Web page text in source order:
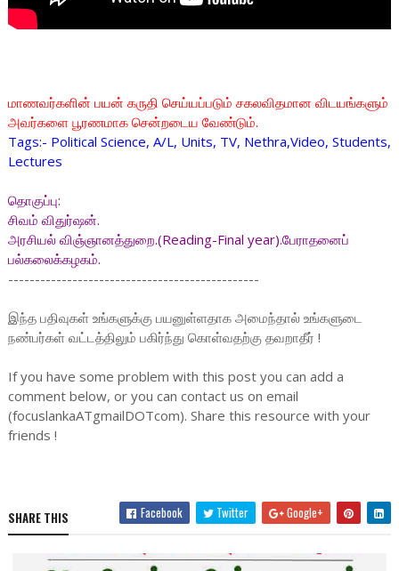
மாணவர்களின் பயன் கருதி செய்யப்படும் சகலவிதமான விடயங்களும்
அவர்களை பூரணமாக சென்றடைய வேண்டும்.
Tags:- Political Science, A/L, Units, TV, Nethra,Video, Students,
Lectures
தொகுப்பு:
சிவம் விதுர்ஷன்.
அரசியல் விஞ்ஞானத்துறை.(Reading-Final year).பேராதனைப்
பல்கலைக்கழகம்.
-----------------------------------------------
இந்த பதிவுகள் உங்களுக்கு பயனுள்ளதாக அமைந்தால் உங்களுடை
நண்பர்கள் வட்டத்திலும் பகிர்ந்து கொள்வதற்கு தவறாதீர் !
If you have some problem with this post you can add a
comment below, or you can contact us on email
(focuslankaATgmailDOTcom). Share this resource with your
friends !
SHARE THIS Facebook Twitter Google+